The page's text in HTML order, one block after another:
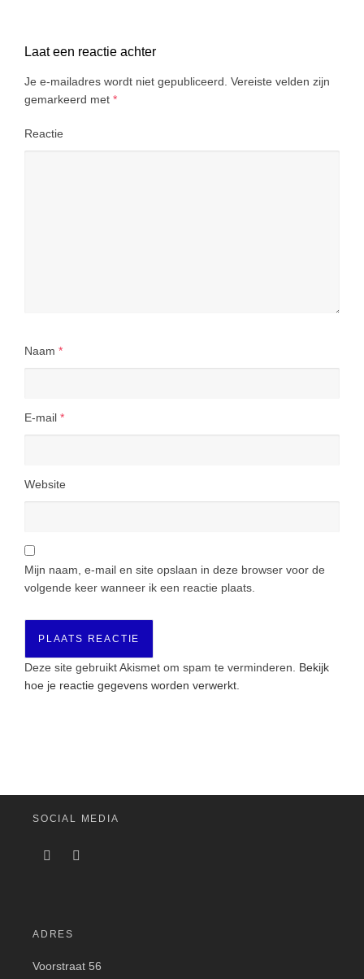
Laat een reactie achter
Je e-mailadres wordt niet gepubliceerd. Vereiste velden zijn
gemarkeerd met *
Reactie
Naam *
E-mail *
Website
Mijn naam, e-mail en site opslaan in deze browser voor de
volgende keer wanneer ik een reactie plaats.
Deze site gebruikt Akismet om spam te verminderen. Bekijk
hoe je reactie gegevens worden verwerkt
SOCIAL MEDIA
ADRES
Voorstraat 56